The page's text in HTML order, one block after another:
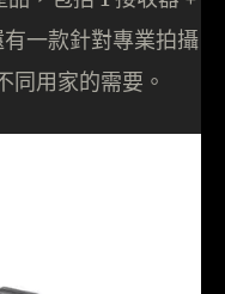
一款針對專業拍攝
同用家的需要。